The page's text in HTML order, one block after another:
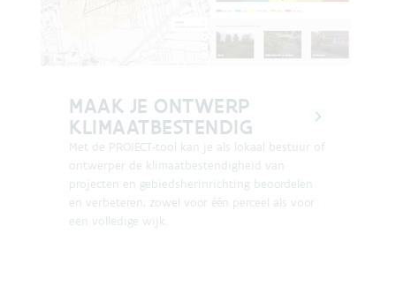
MAAK JE ONTWERP
KLIMAATBESTENDIG
Met de PROJECT-tool kan je als lokaal bestuur of
ontwerper de klimaatbestendigheid van
projecten en gebiedsherinrichting beoordelen
en verbeteren, zowel voor één perceel als voor
een volledige wijk.